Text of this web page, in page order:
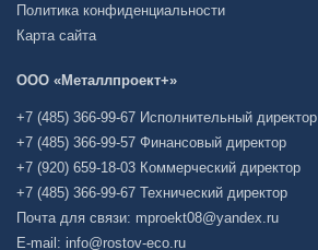
Политика конфиденциальности
Карта сайта
ООО «Металлпроект+»
+7 (485) 366-99-67 Исполнительный директор
+7 (485) 366-99-57 Финансовый директор
+7 (920) 659-18-03 Коммерческий директор
+7 (485) 366-99-67 Технический директор
Почта для связи: mproekt08@yandex.ru
E-mail: info@rostov-eco.ru